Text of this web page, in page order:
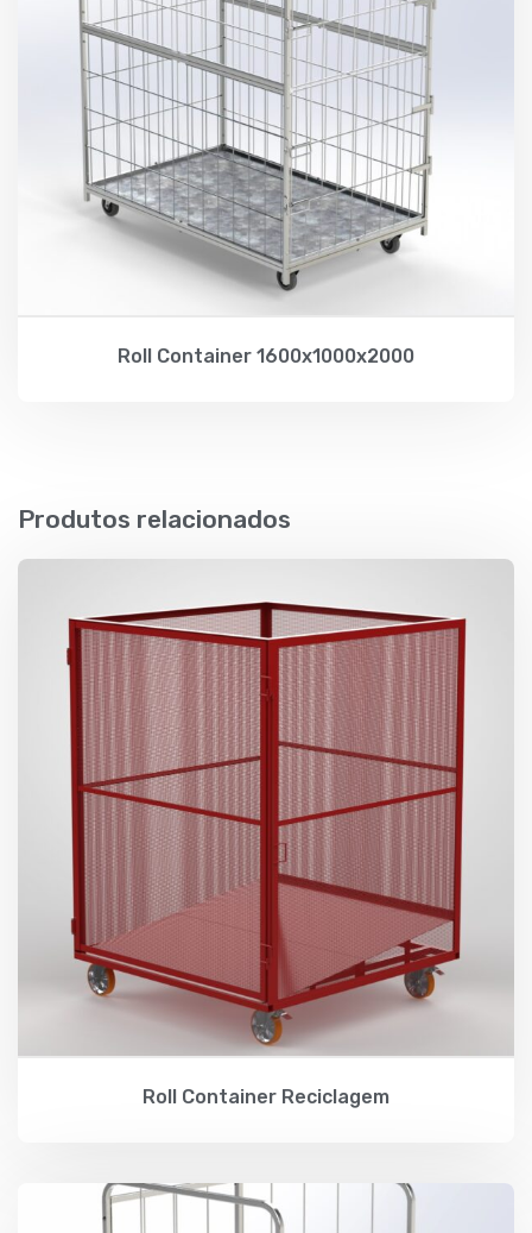
Roll Container 1600x1000x2000
Produtos relacionados
Roll Container Reciclagem